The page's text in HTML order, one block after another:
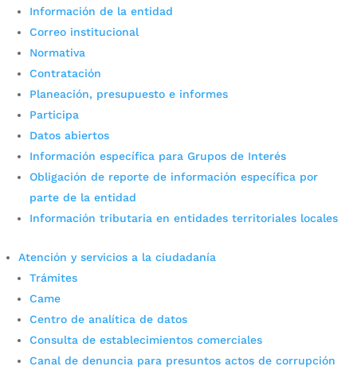
Información de la entidad
Correo institucional
Normativa
Contratación
Planeación, presupuesto e informes
Participa
Datos abiertos
Información específica para Grupos de Interés
Obligación de reporte de información específica por
parte de la entidad
Información tributaria en entidades territoriales locales
Atención y servicios a la ciudadanía
Trámites
Came
Centro de analítica de datos
Consulta de establecimientos comerciales
Canal de denuncia para presuntos actos de corrupción
Alcaldía y CDMB avanzan en
estudios AVR
por admin_prensa
En un importante paso hacia la formalización urbanística
de múltiples sectores de la ciudad. Se llevó a cabo una
mesa de trabajo conjunta entre la Alcaldía Municipal y la
Corporación Autónoma...